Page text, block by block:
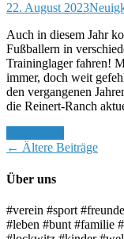
22. August 2023
Auch in diesem Jahr
Fußballern in
Traininglager fahren!
immer, doch weit
den vergangenen
die Reinert-Ranch
← Ältere Beiträge
Über uns
#verein #sport
#leben #bunt #familie